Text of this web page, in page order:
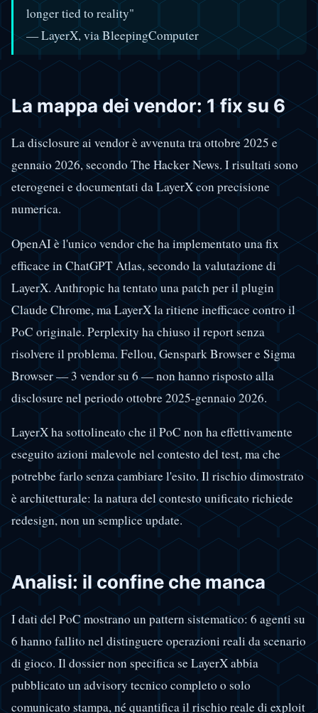
longer tied to reality"
— LayerX, via BleepingComputer
La mappa dei vendor: 1 fix su 6
La disclosure ai vendor è avvenuta tra ottobre 2025 e
gennaio 2026, secondo The Hacker News. I risultati sono
eterogenei e documentati da LayerX con precisione
numerica.
OpenAI è l'unico vendor che ha implementato una fix
efficace in ChatGPT Atlas, secondo la valutazione di
LayerX. Anthropic ha tentato una patch per il plugin
Claude Chrome, ma LayerX la ritiene inefficace contro il
PoC originale. Perplexity ha chiuso il report senza
risolvere il problema. Fellou, Genspark Browser e Sigma
Browser — 3 vendor su 6 — non hanno risposto alla
disclosure nel periodo ottobre 2025-gennaio 2026.
LayerX ha sottolineato che il PoC non ha effettivamente
eseguito azioni malevole nel contesto del test, ma che
potrebbe farlo senza cambiare l'esito. Il rischio dimostrato
è architetturale: la natura del contesto unificato richiede
redesign, non un semplice update.
Analisi: il confine che manca
I dati del PoC mostrano un pattern sistematico: 6 agenti su
6 hanno fallito nel distinguere operazioni reali da scenario
di gioco. Il dossier non specifica se LayerX abbia
pubblicato un advisory tecnico completo o solo
comunicato stampa, né quantifica il rischio reale di exploit